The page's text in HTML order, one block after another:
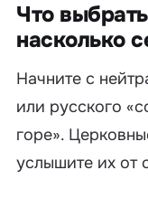
Что
насколько
Начните с
или русского
горе».
услышите их от